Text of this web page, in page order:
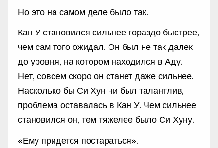
Но это на самом деле было так.
Кан У становился сильнее гораздо быстрее,
чем сам того ожидал. Он был не так далек
до уровня, на котором находился в Аду.
Нет, совсем скоро он станет даже сильнее.
Насколько бы Си Хун ни был талантлив,
проблема оставалась в Кан У. Чем сильнее
становился он, тем тяжелее было Си Хуну.
«Ему придется постараться».